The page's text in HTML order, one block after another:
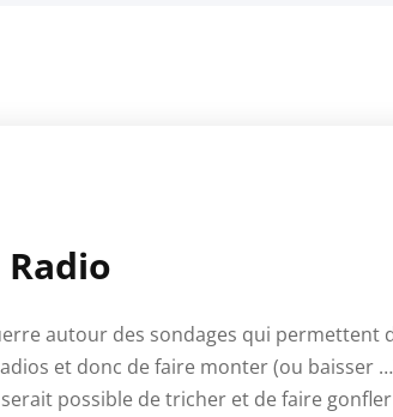
Radio
autour des sondages qui permettent
et donc de faire monter (ou baisser
possible de tricher et de faire